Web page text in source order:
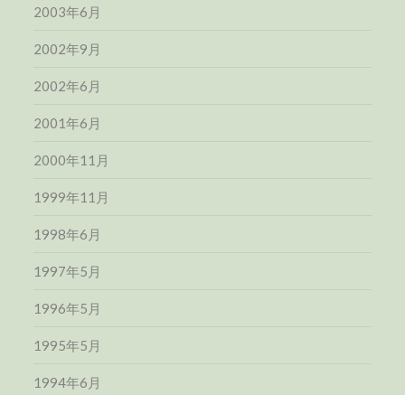
2003年6月
2002年9月
2002年6月
2001年6月
2000年11月
1999年11月
1998年6月
1997年5月
1996年5月
1995年5月
1994年6月